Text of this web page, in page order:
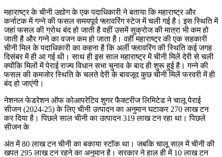
महाराष्ट्र के चीनी उद्योग के एक पदाधिकारी ने बताया कि महाराष्ट्र और
कर्नाटक में गन्ने की फसल समयपूर्व फ्लावरिंग स्टेज में चली गई है। इस स्थिति में
जहां फसल की ग्रोथ बंद हो जाती है वहीं उसमें सुक्रोज की मात्रा भी कम हो
जाती है और गन्ने का वजन कम हो जाता है। वहीं महाराष्ट्र की एक सहकारी
चीनी मिल के पदाधिकारी का कहना है कि अर्ली फ्लावरिंग की स्थिति कई जगह
दिसंबर में ही आ गई थी। साथ ही इस साल महाराष्ट्र में चीनी मिलें देरी से चली
क्योंकि मिलों में पेराई राज्य विधान सभा चुनाव के बाद ही शुरू हुई है। गन्ने की
फसल की कमजोर स्थिति के चलते देरी के बावजूद कुछ चीनी मिलें फरवरी में ही
बंद हो जाएंगी।
नेशनल फेडरेशन ऑफ कोआपरेटिव शुगर फैक्टरीज लिमिटेड ने चालू पेराई
सीजन (2024-25) के लिए चीनी उत्पादन का अनुमान घटाकर 270 लाख टन
कर दिया है। पिछले साल चीनी का उत्पादन 319 लाख टन रहा था। पिछले
सीजन के
अंत में 80 लाख टन चीनी का बकाया स्टॉक था। जबकि चालू साल में चीनी की
खपत 295 लाख टन रहने का अनुमान है। सरकार ने हाल ही में 10 लाख टन